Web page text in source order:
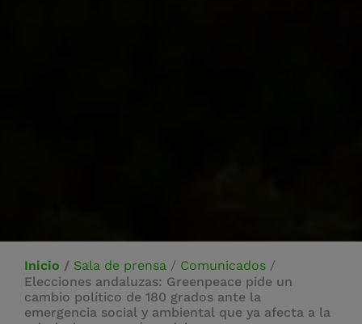
Inicio / Sala de prensa / Comunicados /
Elecciones andaluzas: Greenpeace pide un
cambio político de 180 grados ante la
emergencia social y ambiental que ya afecta a la